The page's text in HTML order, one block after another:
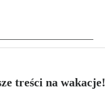
treści na wakacje!